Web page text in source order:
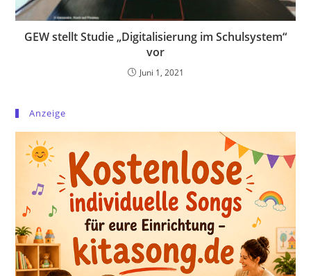
GEW stellt Studie „Digitalisierung im Schulsystem“
vor
Juni 1, 2021
Anzeige